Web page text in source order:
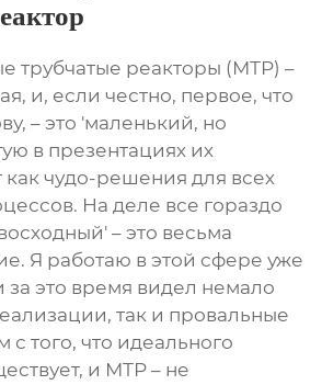
трубчатые реакторы (МТР) –
и, если честно, первое, что
– это 'маленький, но
в презентациях их
чудо-решения для всех
На деле все гораздо
– это весьма
Я работаю в этой сфере уже
за это время видел немало
так и провальные
с того, что идеального
и МТР – не